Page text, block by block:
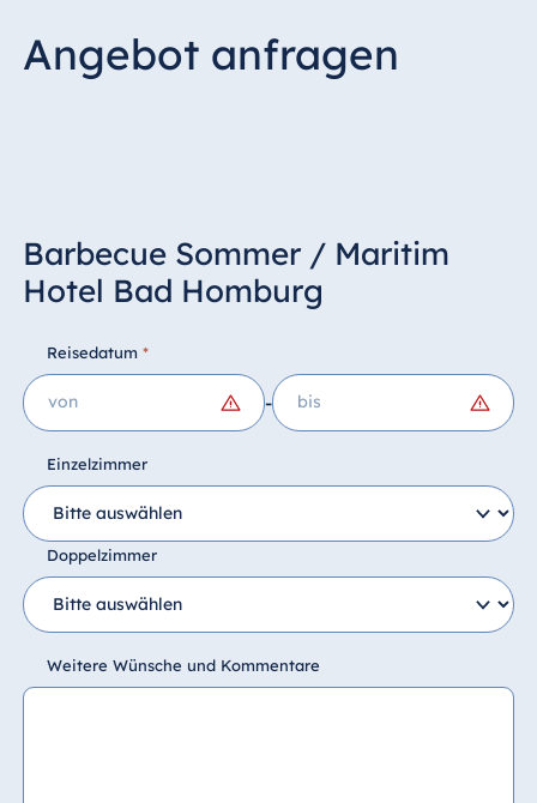
Angebot anfragen
Barbecue Sommer / Maritim
Hotel Bad Homburg
Reisedatum *
-
Einzelzimmer
Doppelzimmer
Weitere Wünsche und Kommentare